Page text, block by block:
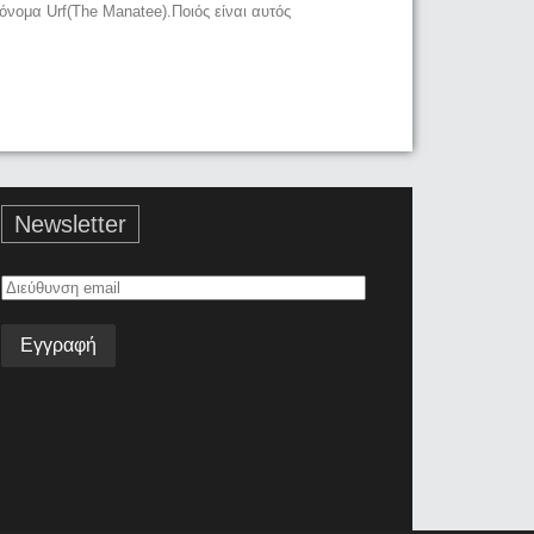
Urf(The Manatee).Ποιός είναι αυτός
Newsletter
Διεύθυνση